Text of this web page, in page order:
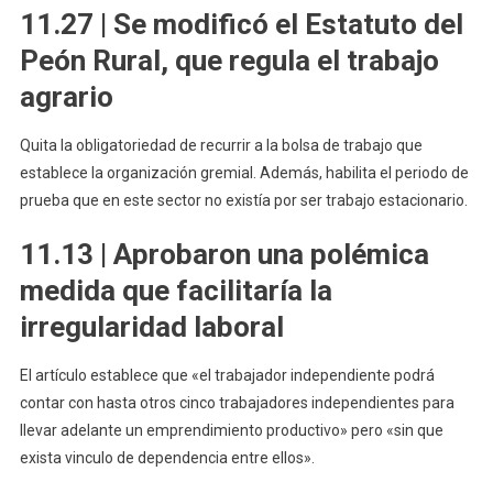
11.27 | Se modificó el Estatuto del
Peón Rural, que regula el trabajo
agrario
Quita la obligatoriedad de recurrir a la bolsa de trabajo que
establece la organización gremial. Además, habilita el periodo de
prueba que en este sector no existía por ser trabajo estacionario.
11.13 | Aprobaron una polémica
medida que facilitaría la
irregularidad laboral
El artículo establece que «el trabajador independiente podrá
contar con hasta otros cinco trabajadores independientes para
llevar adelante un emprendimiento productivo» pero «sin que
exista vinculo de dependencia entre ellos».